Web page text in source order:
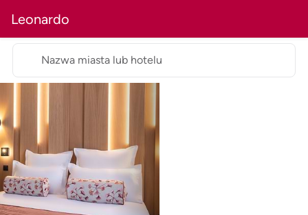
Leonardo
Nazwa miasta lub hotelu